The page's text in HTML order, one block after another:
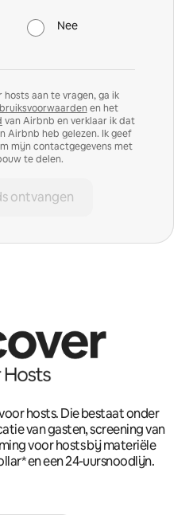
Nee
hosts aan te vragen, ga ik
en het
van Airbnb en verklaar ik dat
Airbnb heb gelezen. Ik geef
mijn contactgegevens met
te delen.
ontvangen
hosts. Die bestaat onder
van gasten, screening van
voor hosts bij materiële
en een 24-uursnoodlijn.